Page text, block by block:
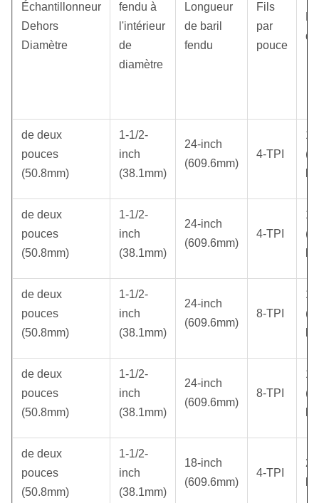
Échantillonneur
Dehors
Diamètre
fendu à
l'intérieur
de
diamètre
Longueur
de baril
fendu
Fils
par
pouce
de deux
pouces
(50.8mm)
1-1/2-
inch
(38.1mm)
24-inch
(609.6mm)
4-TPI
de deux
pouces
(50.8mm)
1-1/2-
inch
(38.1mm)
24-inch
(609.6mm)
4-TPI
de deux
pouces
(50.8mm)
1-1/2-
inch
(38.1mm)
24-inch
(609.6mm)
8-TPI
de deux
pouces
(50.8mm)
1-1/2-
inch
(38.1mm)
24-inch
(609.6mm)
8-TPI
de deux
pouces
(50.8mm)
1-1/2-
inch
(38.1mm)
18-inch
(609.6mm)
4-TPI